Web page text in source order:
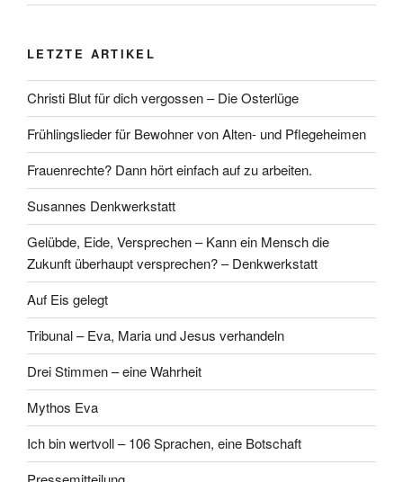
LETZTE ARTIKEL
Christi Blut für dich vergossen – Die Osterlüge
Frühlingslieder für Bewohner von Alten- und Pflegeheimen
Frauenrechte? Dann hört einfach auf zu arbeiten.
Susannes Denkwerkstatt
Gelübde, Eide, Versprechen – Kann ein Mensch die
Zukunft überhaupt versprechen? – Denkwerkstatt
Auf Eis gelegt
Tribunal – Eva, Maria und Jesus verhandeln
Drei Stimmen – eine Wahrheit
Mythos Eva
Ich bin wertvoll – 106 Sprachen, eine Botschaft